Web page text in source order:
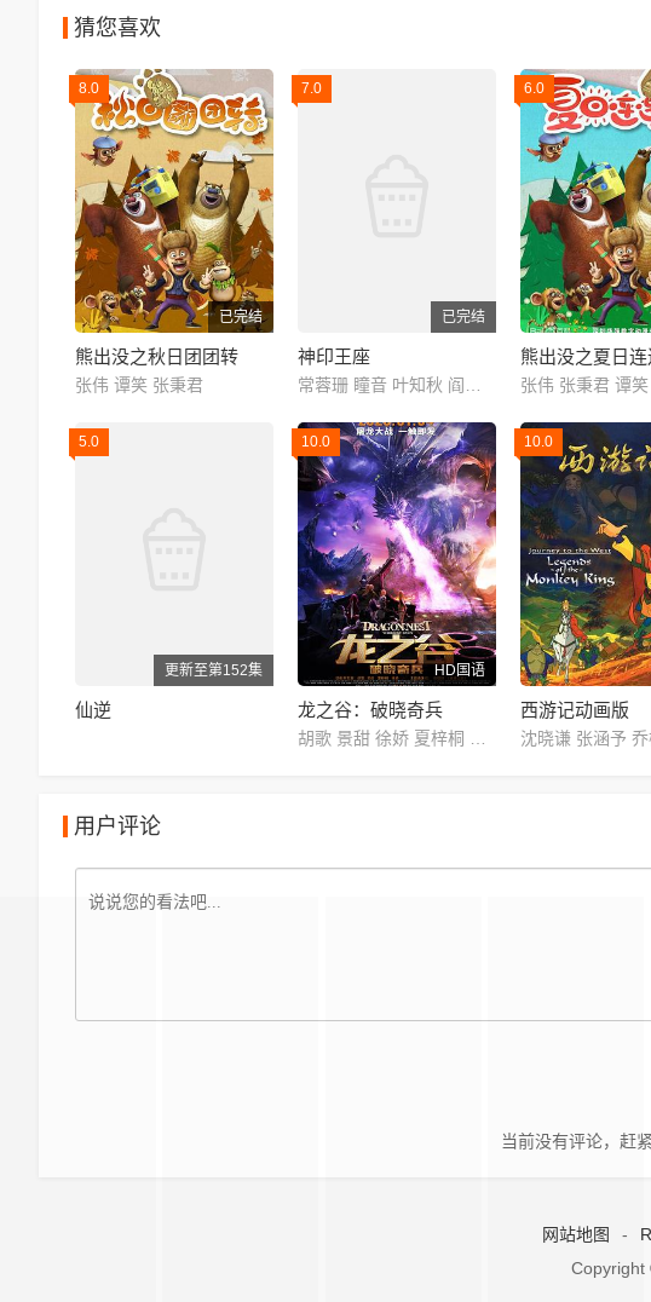
猜您喜欢
8.0
已完结
熊出没之秋日团团转
张伟 谭笑 张秉君
7.0
已完结
神印王座
6.0
熊出没之夏日连
张伟 张秉君 谭笑
5.0
更新至第152集
仙逆
10.0
HD国语
龙之谷：破晓奇兵
10.0
西游记动画版
用户评论
当前没有评论，赶
网站地图 -
Copyright